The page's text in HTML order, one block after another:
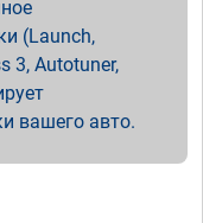
(Launch,
3, Autotuner,
вашего авто.